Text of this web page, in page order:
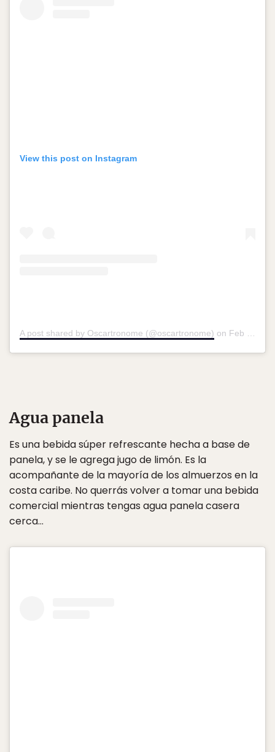
View this post on Instagram
A post shared by Oscartronome (@oscartronome) on Feb 13, 2020 at 2:22pm PST
Agua panela
Es una bebida súper refrescante hecha a base de
panela, y se le agrega jugo de limón. Es la
acompañante de la mayoría de los almuerzos en la
costa caribe. No querrás volver a tomar una bebida
comercial mientras tengas agua panela casera
cerca…